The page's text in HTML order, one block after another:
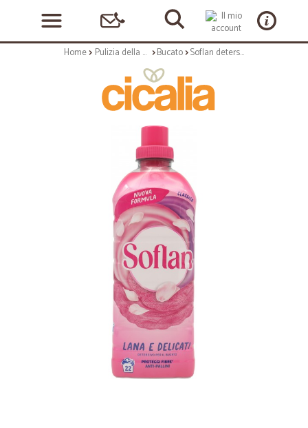
Home Pulizia della casa Bucato Soflan detersivo liquido Classico, per lana e delicati 900 ml